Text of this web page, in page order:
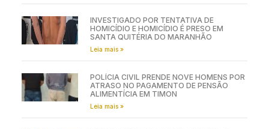
INVESTIGADO POR TENTATIVA DE
HOMICÍDIO E HOMICÍDIO É PRESO EM
SANTA QUITÉRIA DO MARANHÃO
Leia mais »
POLÍCIA CIVIL PRENDE NOVE HOMENS POR
ATRASO NO PAGAMENTO DE PENSÃO
ALIMENTÍCIA EM TIMON
Leia mais »